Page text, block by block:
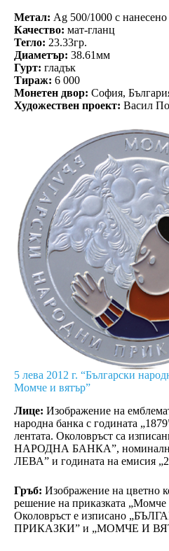
Метал: Ag 500/1000 с нанесено
Качество: мат-гланц
Тегло: 23.33гр.
Диаметър: 38.61мм
Гурт: гладък
Тираж: 6 000
Монетен двор: София,
Художествен проект: Васил
5 лева 2012 г. “Български
Момче и вятър”
Лице: Изображение на
народна банка с годината
лентата. Околовръст са
НАРОДНА БАНКА”,
ЛЕВА” и годината на емисия
Гръб: Изображение на цветно
решение на приказката „Момче
Околовръст е изписано
ПРИКАЗКИ” и „МОМЧЕ И